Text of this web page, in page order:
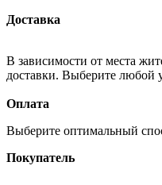
Доставка
В зависимости от места
доставки. Выберите любой
Оплата
Выберите оптимальный
Покупатель